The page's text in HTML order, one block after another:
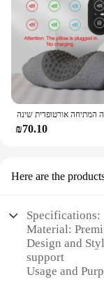
₪70.10
Here are the
Specifications:
Material:
Design and
support
Usage and